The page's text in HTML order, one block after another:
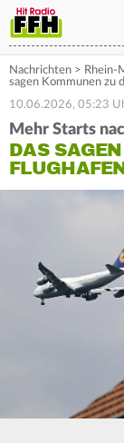
Nachrichten > Rhein-
sagen Kommunen zu
10.06.2026, 05:23
Mehr Starts
DAS